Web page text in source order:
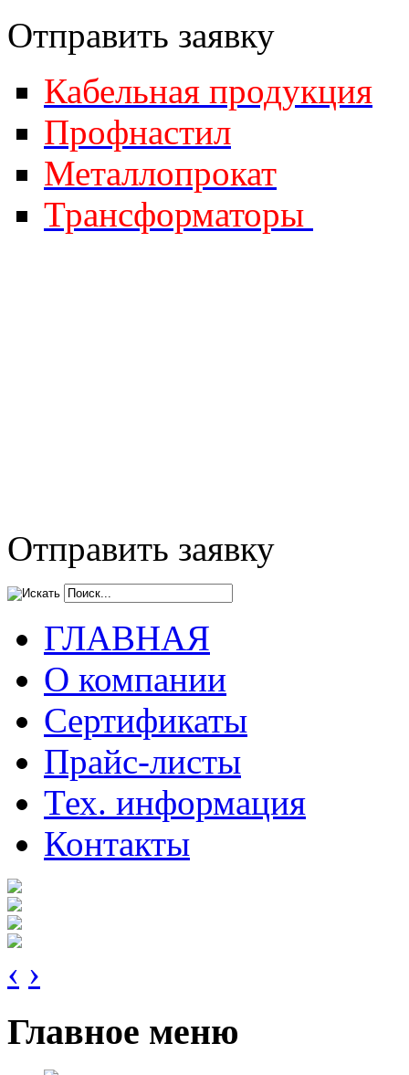
Отправить заявку
Кабельная продукция
Профнастил
Металлопрокат
Трансформаторы
Отправить заявку
ГЛАВНАЯ
О компании
Сертификаты
Прайс-листы
Тех. информация
Контакты
‹ ›
Главное меню